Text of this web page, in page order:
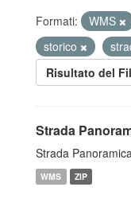
Formati: WMS
storico
Risultato del
Strada
Strada
WMS ZIP